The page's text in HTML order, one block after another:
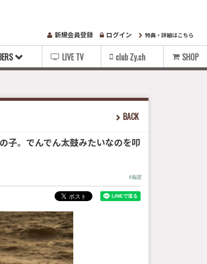
新規会員登録 ログイン 特典・詳細はこちら
LIVE TV club Zy.ch SHOP
BACK
子。でんでん太鼓みたいなのを叩
R指定